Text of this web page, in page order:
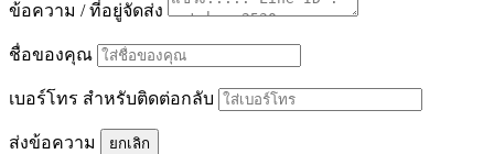
ข้อความ / ที่อยู่จัดส่ง
ชื่อของคุณ
เบอร์โทร สำหรับติดต่อกลับ
ส่งข้อความ ยกเลิก